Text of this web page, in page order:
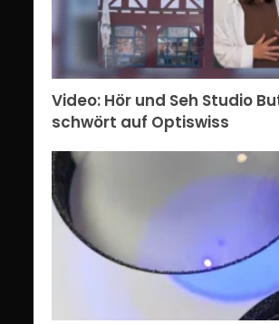
Video: Hör und Seh Studio
schwört auf Optiswiss